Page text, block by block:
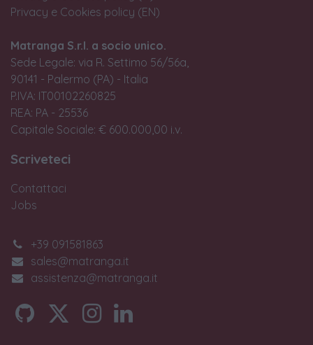
Privacy e Cookies policy (EN)
Matranga S.r.l. a socio unico.
Sede Legale: via R. Settimo 56/56a,
90141 - Palermo (PA) - Italia
P.IVA: IT00102260825
REA: PA - 25536
Capitale Sociale: € 600.000,00 i.v.
Scriveteci
Contattaci
Jobs
+39 091581863
sales@matranga.it
assistenza@matranga.it